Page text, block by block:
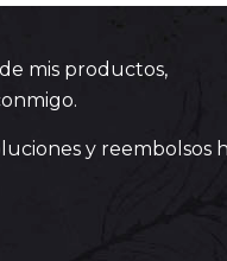
mis productos,
y reembolsos